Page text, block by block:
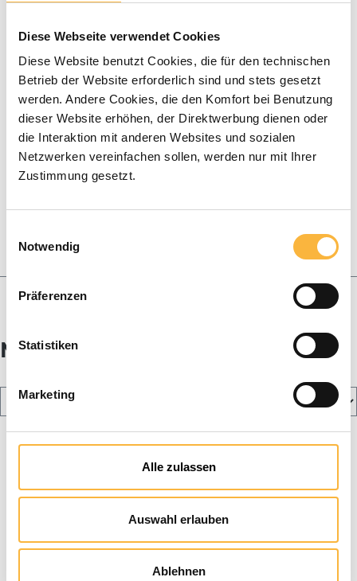
Diese Webseite verwendet Cookies
Diese Website benutzt Cookies, die für den technischen
Betrieb der Website erforderlich sind und stets gesetzt
werden. Andere Cookies, die den Komfort bei Benutzung
dieser Website erhöhen, der Direktwerbung dienen oder
die Interaktion mit anderen Websites und sozialen
Netzwerken vereinfachen sollen, werden nur mit Ihrer
Zustimmung gesetzt.
Notwendig
Präferenzen
Statistiken
Marketing
Alle zulassen
Auswahl erlauben
Ablehnen
Stoom meester
Wasemmer
Middenwand gietsystemen
Middenwand gietmallen
Gereedschap
% Resterende voorraad %
Koninginnenteelt
Blog
Middenwand gietmallen